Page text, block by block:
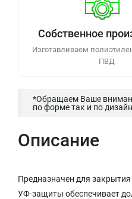
Собственное
Изготавливаем
ПВД
*Обращаем Ваше
по форме так и по
Описание
Предназначен для
УФ-защиты обеспечивает